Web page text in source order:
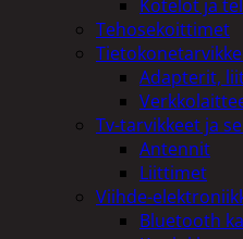
Kotelot ja
Tehosekoittimet
Adapterit,
Tv-tarvikkeet ja
Antennit
Liittimet
Viihde-
Bluetooth